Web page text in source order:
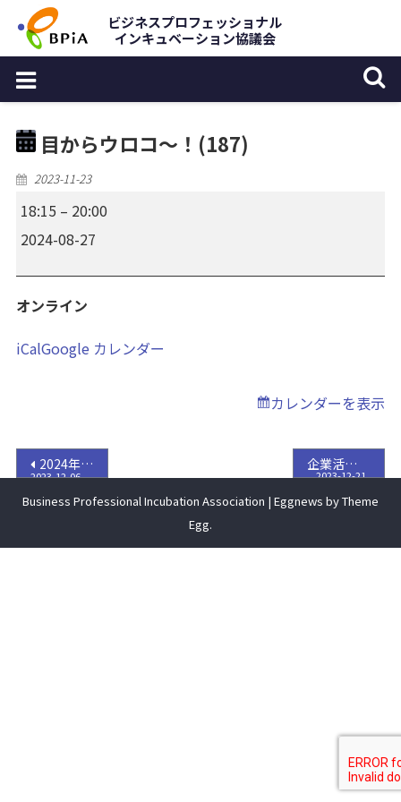
content
ビジネスプロフェッショナル
インキュベーション協議会
目からウロコ～！(187)
Posted
2023-11-23
目
か
ら
ウ
18:15 – 20:00
2024-08-27
オンライン
iCalGoogle カレンダー
カレンダーを表示
投
稿
ナ
ゲ
2024年度 第1回 BPIA 例会
2023-12-06
企業活性化研究会
2023-12-21
Business Professional Incubation Association | Eggnews byTheme
Egg.